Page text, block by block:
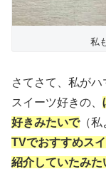
私
さてさて、私が
スイーツ好きの、
好きみたいで（私
TVでおすすめス
紹介していたみた